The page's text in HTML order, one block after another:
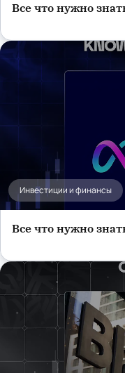
Все что нужно
Инвестиции и финансы
Все что нужно